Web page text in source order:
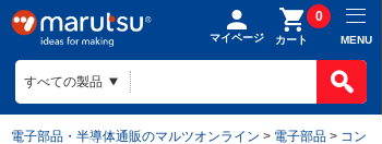
マイページ カート
0
MENU
電子部品・半導体通販のマルツオンライン > 電子部品 > コン